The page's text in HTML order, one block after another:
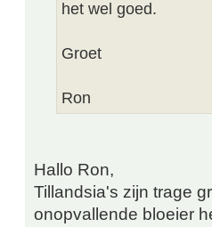
het wel goed.
Groet
Ron
Hallo Ron,
Tillandsia's zijn trage
onopvallende bloeier